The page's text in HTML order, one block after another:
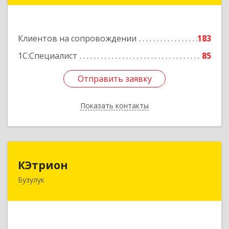
Клиентов на сопровождении
183
1С:Специалист
85
Отправить заявку
Показать контакты
Отправить заявку
Назад
КЭтрион
Бузулук
461040, Оренбургская обл, Бузулук г, Пушкина